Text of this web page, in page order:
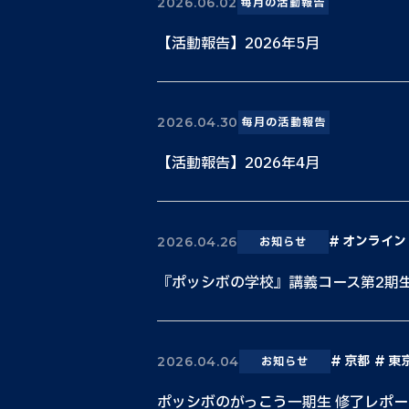
【活動報告】2026年5月
2026.04.30 毎月の活動報告
【活動報告】2026年4月
2026.04.26 お知らせ オンライン
『ポッシボの学校』講義コース第2期
2026.04.04 お知らせ 京都 東
ポッシボのがっこう一期生 修了レポ